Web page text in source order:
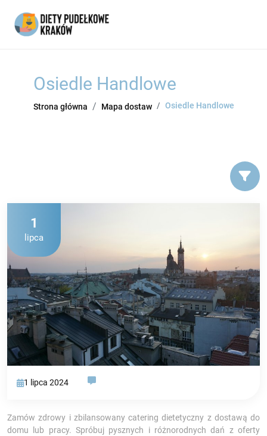
Osiedle Handlowe
Strona główna Mapa dostaw Osiedle Handlowe
1 lipca 2024
1
lipca
Zamów zdrowy i zbilansowany catering dietetyczny z dostawą do
domu lub pracy. Spróbuj pysznych i różnorodnych dań z oferty